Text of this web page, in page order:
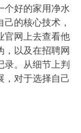
个好的家用净水
的核心技术，
官网上去查看他
，以及在招聘网
录。从细节上判
，对于选择自己